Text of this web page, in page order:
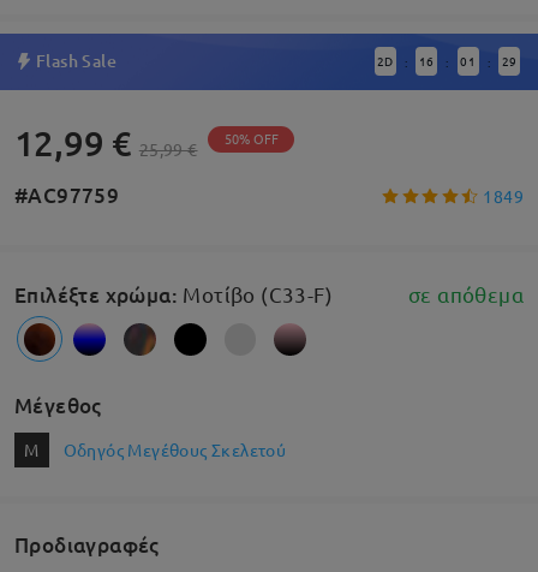
Flash Sale 2D : 16 : 01 : 28
12,99 € 25,99 € 50% OFF
#AC97759 1849
Επιλέξτε χρώμα: Μοτίβο (C33-F) σε απόθεμα
Μέγεθος
M Οδηγός Μεγέθους Σκελετού
Προδιαγραφές